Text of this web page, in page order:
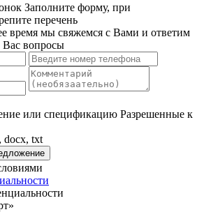
Заполните форму, при
перечень
время мы свяжемся с Вами и ответим
Вас вопросы
или спецификацию Разрешенные к
docx, txt